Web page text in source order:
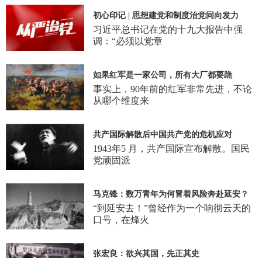
初心印记 | 思想建党和制度治党同向发力
习近平总书记在党的十九大报告中强
调：“必须以党章
如果红军是一家公司，所有大厂都要跪
事实上，90年前的红军非常先进，不论
从哪个维度来
共产国际解散后中国共产党的危机应对
1943年5 月，共产国际宣布解散。国民
党顽固派
马克锋：数万青年为何冒着风险奔赴延安？
“到延安去！”曾经作为一个响彻云天的
口号，在烽火
张宏良：欲兴其国，先正其史